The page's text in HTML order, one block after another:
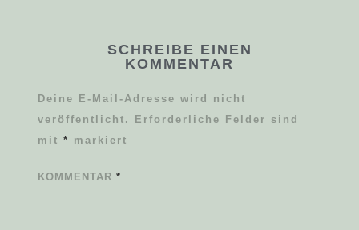
SCHREIBE EINEN
KOMMENTAR
Deine E-Mail-Adresse wird nicht
veröffentlicht.
Erforderliche Felder sind
mit* markiert
KOMMENTAR*